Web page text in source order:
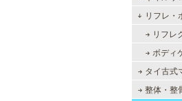
リフレ・
リフレ
ボディ
タイ古式
整体・整